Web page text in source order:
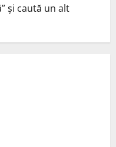
și caută un alt